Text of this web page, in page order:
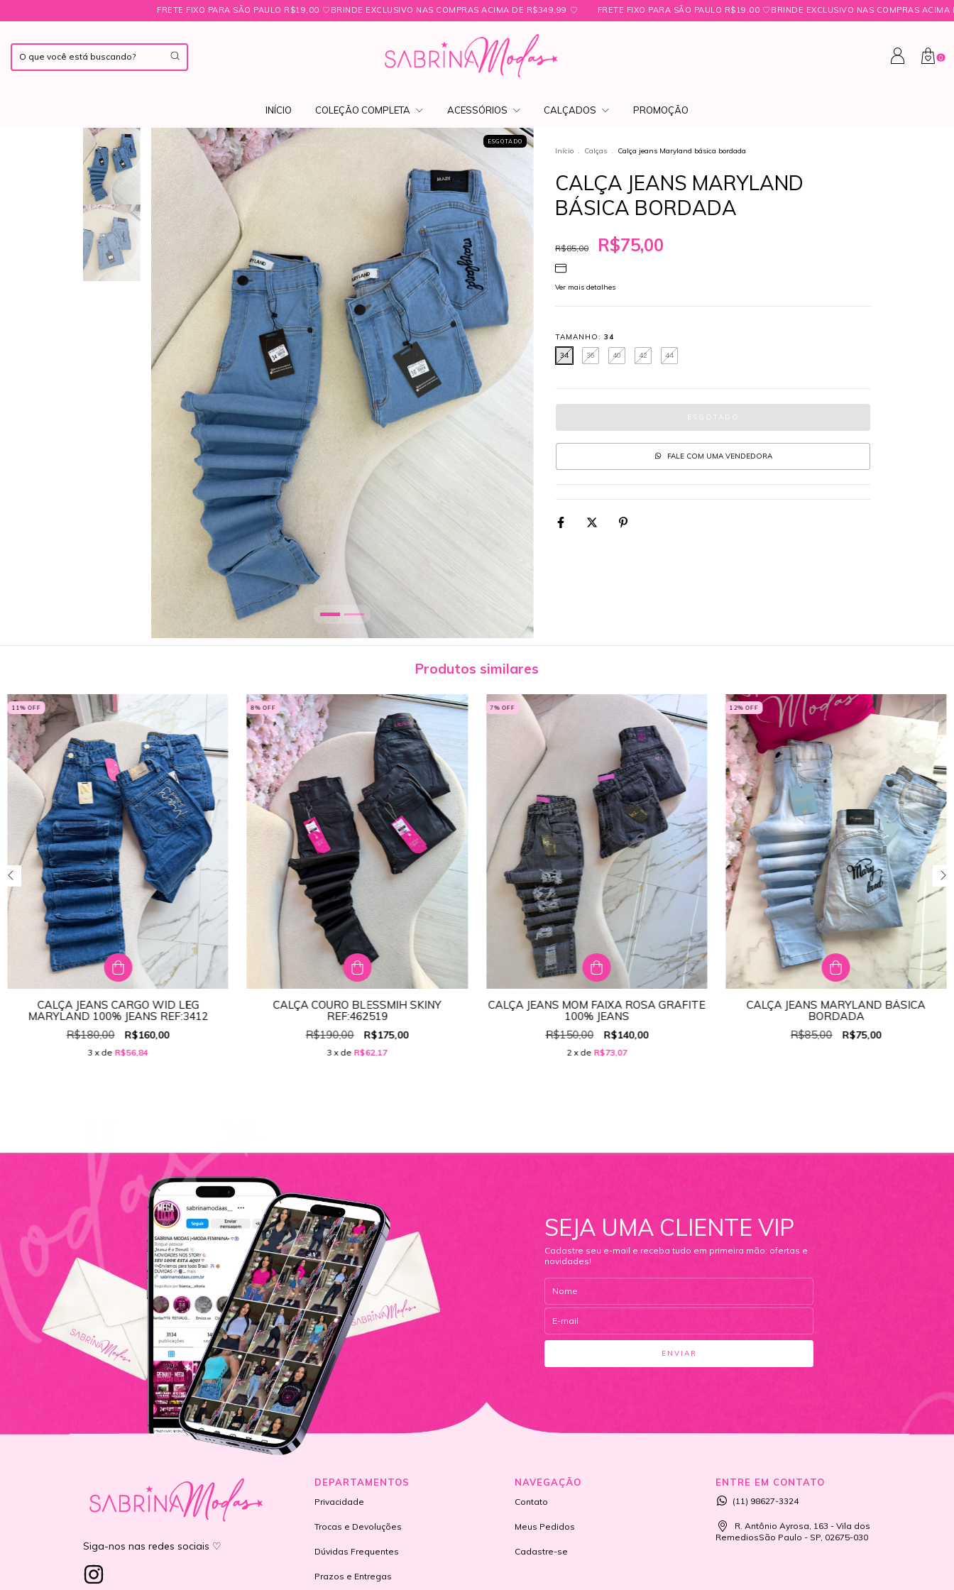
FRETE FIXO PARA SÃO PAULO R$19,00 ㅤ♡ㅤBRINDE EXCLUSIVO NAS COMPRAS ACIMA DE R$349,99 ㅤ♡ FRETE FIXO PARA SÃO PAULO R$19,00 ㅤ♡ㅤBRINDE EXCLUSIVO NAS COMPRAS ACIMA DE R$349,99 ㅤ♡
0
INÍCIO COLEÇÃO COMPLETA ACESSÓRIOS CALÇADOS PROMOÇÃO
ESGOTADO
Início . Calças . Calça jeans Maryland básica bordada
CALÇA JEANS MARYLAND
BÁSICA BORDADA
R$85,00 R$75,00
Ver mais detalhes
TAMANHO: 34
34
36 40 42 44
FALE COM UMA VENDEDORA
Produtos similares
11% OFF
TAMANHO:36
CALÇA JEANS CARGO WID LEG
MARYLAND 100% JEANS REF:3412
R$180,00
R$160,00
3 x de R$56,84
8% OFF
TAMANHO:46
CALÇA COURO BLESSMIH SKINY
REF:462519
R$190,00
R$175,00
3 x de R$62,17
7% OFF
TAMANHO:46
CALÇA JEANS MOM FAIXA ROSA GRAFITE
100% JEANS
R$150,00
R$140,00
2 x de R$73,07
12% OFF
TAMANHO:
38
CALÇA JEANS MARYLAND BÁSICA
BORDADA
R$85,00
R$75,00
SEJA UMA CLIENTE VIP
Cadastre seu e-mail e receba tudo em primeira mão: ofertas e
novidades!
Siga-nos nas redes sociais ♡
DEPARTAMENTOS
Privacidade
Trocas e Devoluções
Dúvidas Frequentes
Prazos e Entregas
NAVEGAÇÃO
Contato
Meus Pedidos
Cadastre-se
ENTRE EM CONTATO
(11) 98627-3324
R. Antônio Ayrosa, 163 - Vila dos
RemediosSão Paulo - SP, 02675-030